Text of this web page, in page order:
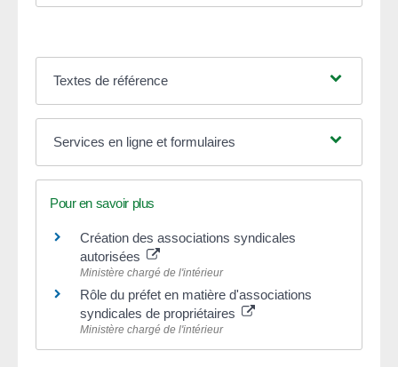
Textes de référence
Services en ligne et formulaires
Pour en savoir plus
Création des associations syndicales
autorisées
Ministère chargé de l'intérieur
Rôle du préfet en matière d'associations
syndicales de propriétaires
Ministère chargé de l'intérieur